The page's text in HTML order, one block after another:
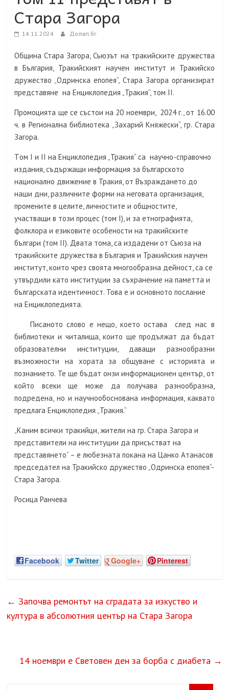
Стара Загора
14.11.2024 Долап.бг
Община Стара Загора, Съюзът на тракийските дружества
в България, Тракийският научен институт и Тракийско
дружество „Одринска епопея“, Стара Загора организират
представяне на Енциклопедия „Тракия“, том II.
Промоцията ще се състои на 20 ноември, 2024 г., от 16.00
ч. в Регионална библиотека „Захарий Княжески“, гр. Стара
Загора.
Tом I и II на Енциклопедия „Тракия“ са научно-справочно
издания, съдържащи информация за българското
национално движение в Тракия, от Възраждането до
наши дни, различните форми на неговата организация,
промените в целите, личностите и общностите,
участващи в този процес (том I), и за етнографията,
фолклора и езиковите особености на тракийските
българи (том II). Двата тома, са издадени от Съюза на
тракийските дружества в България и Тракийския научен
институт, които чрез своята многообразна дейност, са се
утвърдили като институции за съхранение на паметта и
българската идентичност. Това е и основното послание
на Енциклопедията.
Писаното слово е нещо, което остава след нас в
библиотеки и читалища, които ще продължат да бъдат
образователни институции, даващи разнообразни
възможности на хората за общуване с историята и
познанието. Те ще бъдат онзи информационен център, от
който всеки ще може да получава разнообразна,
подредена, но и научнообоснована информация, каквато
предлага Енциклопедия „Тракия.“
„Каним всички тракийци, жители на гр. Стара Загора и
представители на институции да присъстват на
представянето“ – е любезната покана на Цанко Атанасов
председател на Тракийско дружество „Одринска епопея“-
Стара Загора.
Росица Ранчева
Facebook Twitter Google+ Pinterest
← Започва ремонтът на сградата за изкуство и
култура в абсолютния център на Стара Загора
14 ноември е Световен ден за борба с диабета →